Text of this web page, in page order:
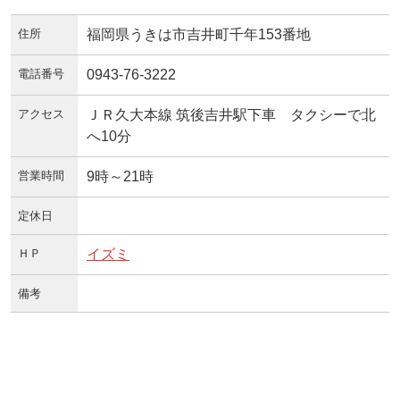
住所 福岡県うきは市吉井町千年153番地
電話番号 0943-76-3222
アクセス
ＪＲ久大本線 筑後吉井駅下車 タクシーで北
へ10分
営業時間 9時～21時
定休日
ＨＰ イズミ
備考